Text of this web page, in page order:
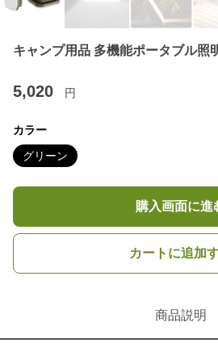
キャンプ用品 多機能ポータブル照
5,020 円
カラー
グリーン
購入画面に進
カートに追加
商品説明